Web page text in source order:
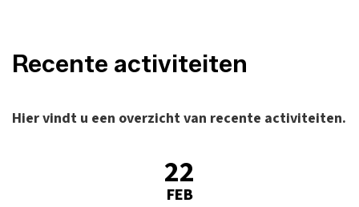
Recente activiteiten
Hier vindt u een overzicht van recente activiteiten.
22
FEB